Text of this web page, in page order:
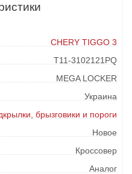
CHERY TIGGO 3
T11-3102121PQ
MEGA LOCKER
Украина
брызговики и пороги
Новое
Кроссовер
Аналог